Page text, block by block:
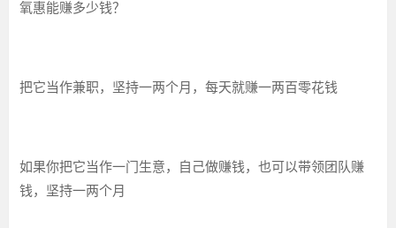
氧惠能赚多少钱？
把它当作兼职，坚持一两个月，每天就赚一两百零花钱
如果你把它当作一门生意，自己做赚钱，也可以带领团队赚
钱，坚持一两个月